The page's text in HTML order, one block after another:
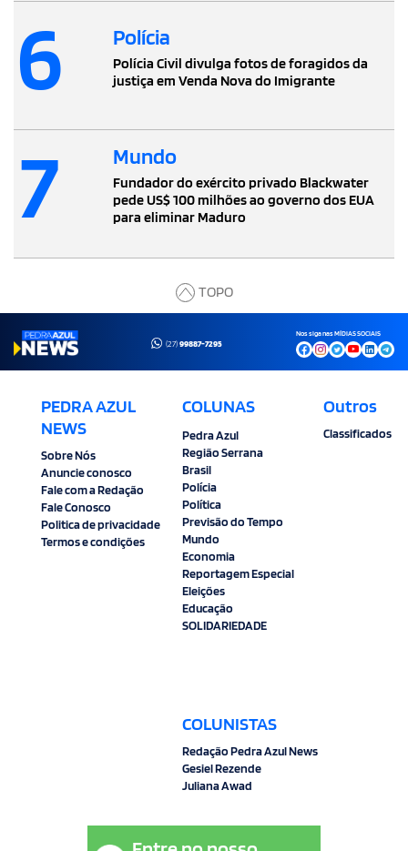
6 Polícia
Polícia Civil divulga fotos de foragidos da
justiça em Venda Nova do Imigrante
7 Mundo
Fundador do exército privado Blackwater
pede US$ 100 milhões ao governo dos EUA
para eliminar Maduro
TOPO
(27)99887-7295
Nos siga nas MÍDIAS SOCIAIS
PEDRA AZUL
NEWS
Sobre Nós
Anuncie conosco
Fale com a Redação
Fale Conosco
Politica de privacidade
Termos e condições
COLUNAS
Pedra Azul
Região Serrana
Brasil
Polícia
Política
Previsão do Tempo
Mundo
Economia
Reportagem Especial
Eleições
Educação
SOLIDARIEDADE
COLUNISTAS
Redação Pedra Azul News
Gesiel Rezende
Juliana Awad
Outros
Classificados